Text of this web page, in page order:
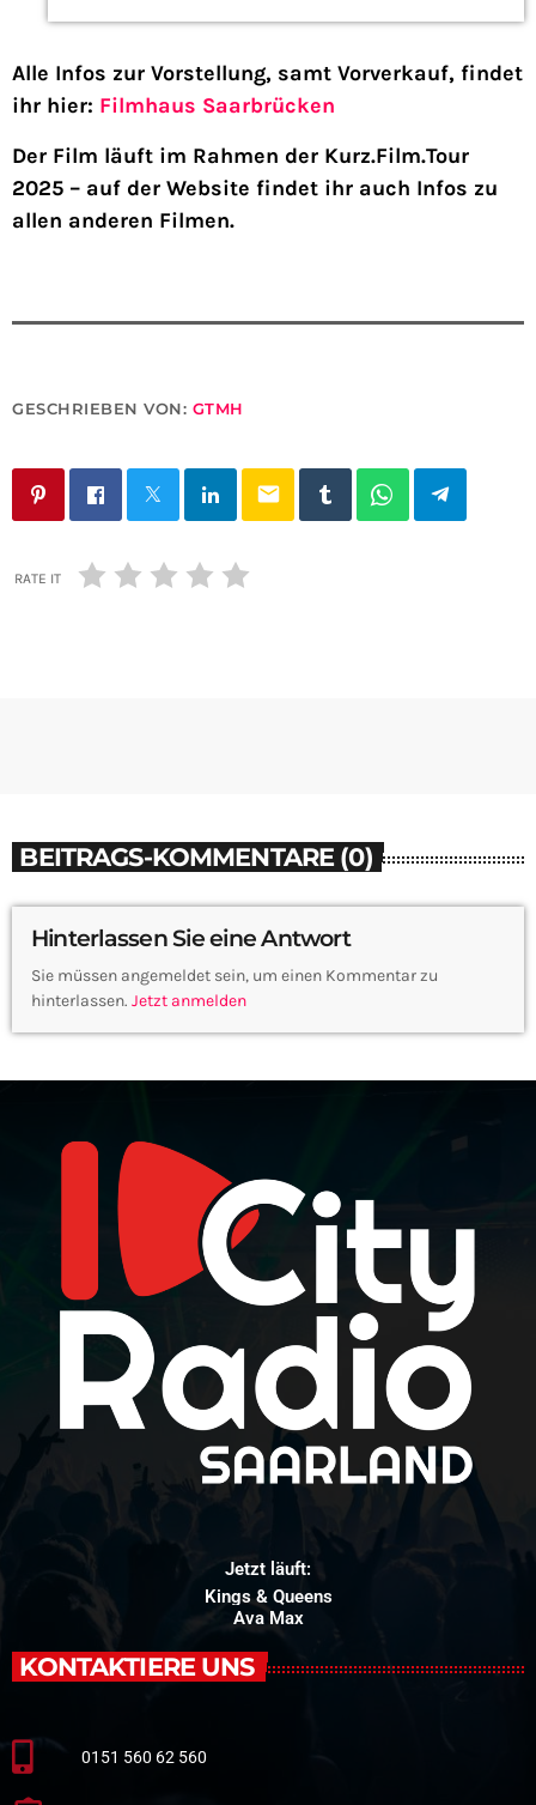
Alle Infos zur Vorstellung, samt Vorverkauf, findet
ihr hier: Filmhaus Saarbrücken
Der Film läuft im Rahmen der Kurz.Film.Tour
2025 – auf der Website findet ihr auch Infos zu
allen anderen Filmen.
GESCHRIEBEN VON: GTMH
email
RATE IT
BEITRAGS-KOMMENTARE (0)
Hinterlassen Sie eine Antwort
Sie müssen angemeldet sein, um einen Kommentar zu
hinterlassen. Jetzt anmelden
Jetzt läuft:
Kings & Queens
Ava Max
KONTAKTIERE UNS
0151 560 62 560